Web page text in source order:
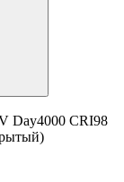
Day4000 CRI98